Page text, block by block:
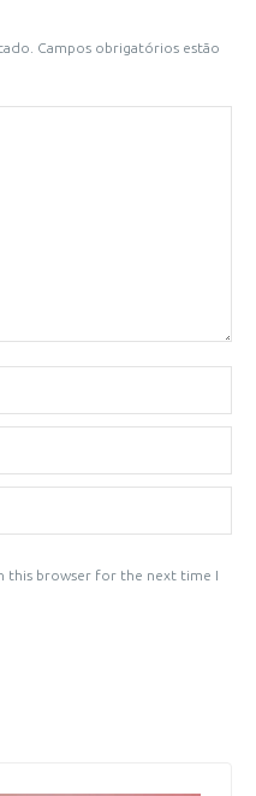
Campos obrigatórios estão
this browser for the next time I